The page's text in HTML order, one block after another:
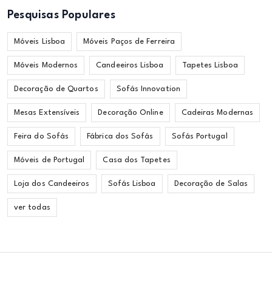
Pesquisas Populares
Móveis Lisboa Móveis Paços de Ferreira
Móveis Modernos Candeeiros Lisboa Tapetes Lisboa
Decoração de Quartos Sofás Innovation
Mesas Extensíveis Decoração Online Cadeiras Modernas
Feira do Sofás Fábrica dos Sofás Sofás Portugal
Móveis de Portugal Casa dos Tapetes
Loja dos Candeeiros Sofás Lisboa Decoração de Salas
ver todas